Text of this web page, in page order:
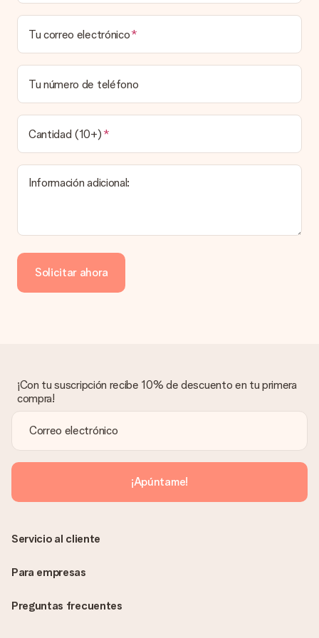
¿Puedo elegir una fecha de entrega?
Elegir la fecha exacta de entrega no es posible. Una vez
personalizado y completado tu pedido, recibirás una
confirmación con las fechas estimadas de entrega. Una vez
que el pedido haya sido enviado, será la empresa de
transportes la encargada de entregar el regalo.
¿Cuál es el tiempo de entrega y cuándo recibo mi
obsequio?
El tiempo de entrega se puede encontrar en la página del
producto del regalo.
¿Cómo puedo pagar mi pedido?
de crédito o transferencia bancaria. En caso de elegir
transferencia bancaria, ten en cuenta 3 días adicionales para la
entrega de tu regalo.
asunto contigo. Ponte en contacto con nuestro equipo de
atención al cliente por teléfono, correo electrónico o chat y
buscaremos una solución adecuada para ti.
¿Se envía la factura junto con el pedido?
La factura y cualquier otra información relativa a tu regalo se
enviará únicamente por correo electrónico. El regalo se enviará
sin ninguna información adicional Así, evitaremos que la
persona que recibe el regalo la vea. ¡No le enviaremos nada
más que su increíble regalo! ¿Quieres que sepa quién se lo
Tu correo electrónico
Tu número de teléfono
Cantidad (10+)
Información adicional:
Solicitar ahora
¡Con tu suscripción recibe 10% de descuento en tu primera
compra!
¡Apúntame!
Preguntas frecuentes
Servicio al cliente
Para empresas